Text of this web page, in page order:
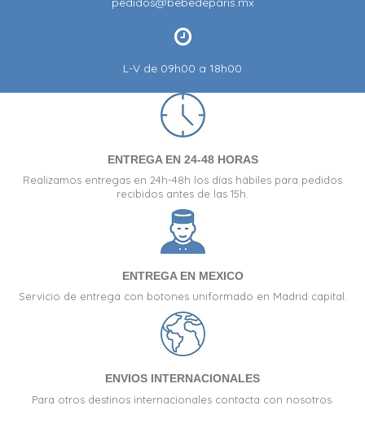
L-V de 09h00 a 18h00
ENTREGA EN 24-48 HORAS
Realizamos entregas en 24h-48h los días hábiles para pedidos
recibidos antes de las 15h.
ENTREGA EN MEXICO
Servicio de entrega con botones uniformado en Madrid capital.
ENVIOS INTERNACIONALES
Para otros destinos internacionales contacta con nosotros.